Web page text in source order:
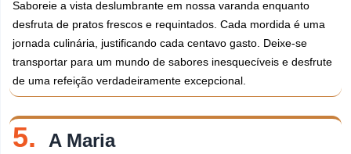
Saboreie a vista deslumbrante em nossa varanda enquanto
desfruta de pratos frescos e requintados. Cada mordida é uma
jornada culinária, justificando cada centavo gasto. Deixe-se
transportar para um mundo de sabores inesquecíveis e desfrute
de uma refeição verdadeiramente excepcional.
5. A Maria